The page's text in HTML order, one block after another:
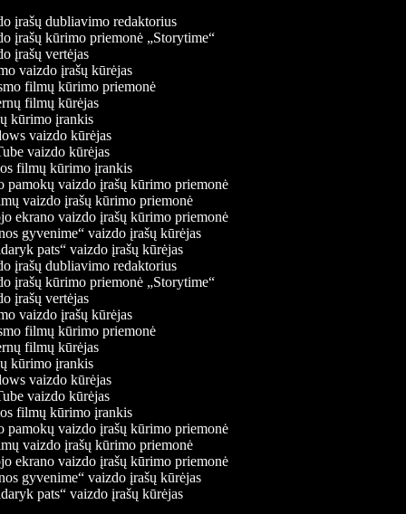
įrašų dubliavimo redaktorius
įrašų kūrimo priemonė „Storytime“
įrašų vertėjas
vaizdo įrašų kūrėjas
filmų kūrimo priemonė
filmų kūrėjas
kūrimo įrankis
vaizdo kūrėjas
vaizdo kūrėjas
filmų kūrimo įrankis
vaizdo įrašų kūrimo priemonė
vaizdo įrašų kūrimo priemonė
ekrano vaizdo įrašų kūrimo priemonė
gyvenime“ vaizdo įrašų kūrėjas
pats“ vaizdo įrašų kūrėjas
įrašų dubliavimo redaktorius
įrašų kūrimo priemonė „Storytime“
įrašų vertėjas
vaizdo įrašų kūrėjas
filmų kūrimo priemonė
filmų kūrėjas
kūrimo įrankis
vaizdo kūrėjas
vaizdo kūrėjas
filmų kūrimo įrankis
vaizdo įrašų kūrimo priemonė
vaizdo įrašų kūrimo priemonė
ekrano vaizdo įrašų kūrimo priemonė
gyvenime“ vaizdo įrašų kūrėjas
pats“ vaizdo įrašų kūrėjas